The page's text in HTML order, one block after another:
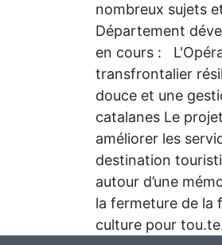
nombreux sujets
Département
en cours :
transfrontalier
douce et une
catalanes Le
améliorer les
destination
autour d’une
la fermeture de la
culture pour